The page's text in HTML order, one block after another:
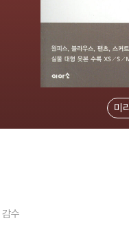
미
감수